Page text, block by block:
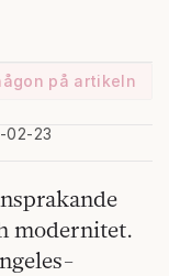
på artikeln
02-23
modernitet.